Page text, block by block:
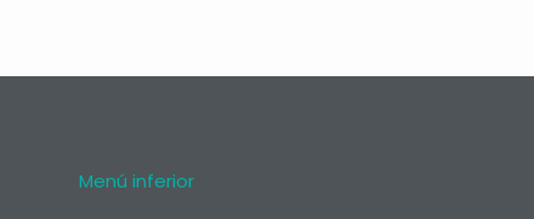
Menú inferior